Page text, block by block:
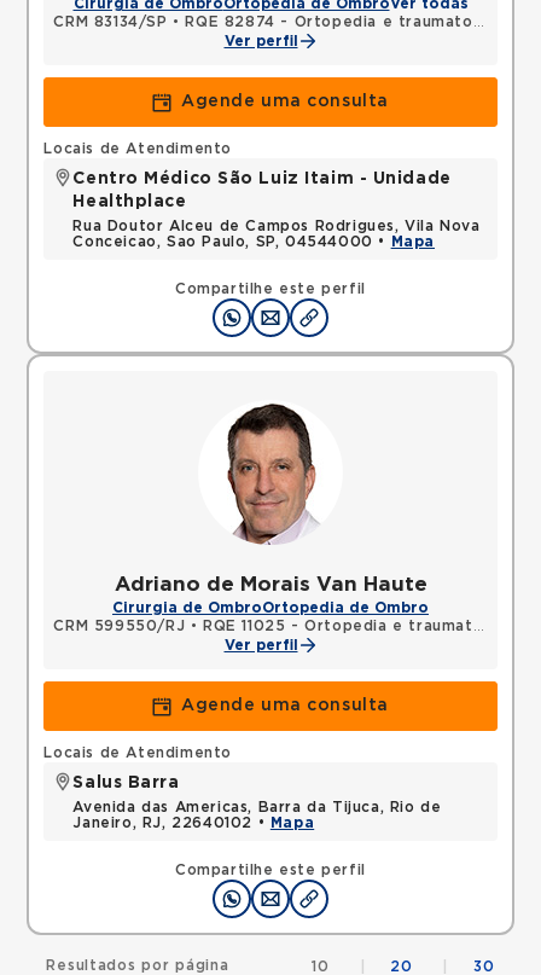
Cirurgia de OmbroOrtopedia de OmbroVer todas
CRM 83134/SP •
RQE 82874 - Ortopedia e traumatologia
Ver perfil
Agende uma consulta
Compartilhe este perfil
Locais de Atendimento
Centro Médico São Luiz Itaim - Unidade
Healthplace
Rua Doutor Alceu de Campos Rodrigues, Vila Nova
Conceicao, Sao Paulo, SP, 04544000 •
Mapa
Adriano de Morais Van Haute
Cirurgia de OmbroOrtopedia de Ombro
CRM 599550/RJ •
RQE 11025 - Ortopedia e traumatologia
Ver perfil
Agende uma consulta
Compartilhe este perfil
Locais de Atendimento
Salus Barra
Avenida das Americas, Barra da Tijuca, Rio de
Janeiro, RJ, 22640102 •
Mapa
Resultados por página 10 20 30